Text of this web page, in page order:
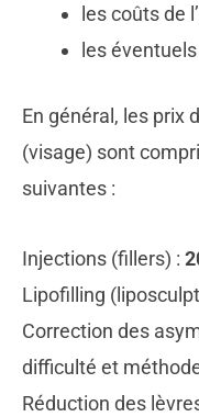
les coûts de
les
En général, les prix
(visage) sont
suivantes :
Injections (fillers) :
Lipofilling
Correction des
difficulté et
Réduction des